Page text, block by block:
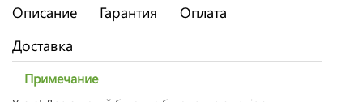
Описание Гарантия
Оплата
Доставка
Примечание